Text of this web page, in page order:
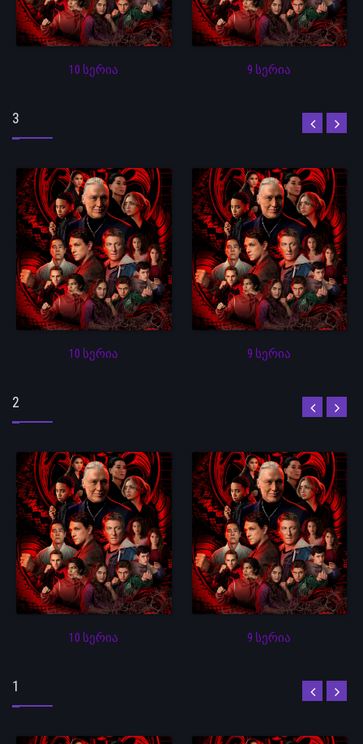
10 სერია 9 სერია
3
10 სერია 9 სერია
2
10 სერია 9 სერია
1